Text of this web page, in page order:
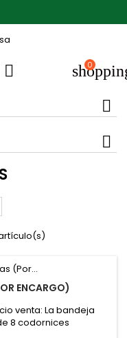
 0
ENCARGO)
venta: La bandeja
8 codornices